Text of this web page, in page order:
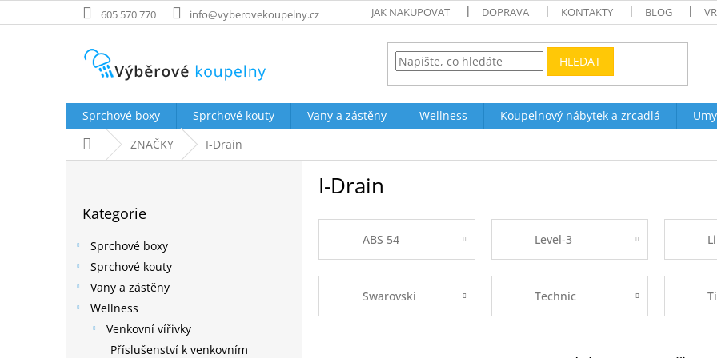
na
605 570 770 info@vyberovekoupelny.cz JAK NAKUPOVAT DOPRAVA KONTAKTY BLOG
HLEDAT
Sprchové boxy Sprchové kouty Vany a zástěny Wellness Koupelnový nábytek a zrcadlá
Domů ZNAČKY I-Drain
kategorie
Kategorie
Sprchové boxy
Sprchové kouty
Vany a zástěny
Wellness
Venkovní vířivky
Příslušenství k venkovním
I-Drain
ABS 54 Level-3
Swarovski Technic